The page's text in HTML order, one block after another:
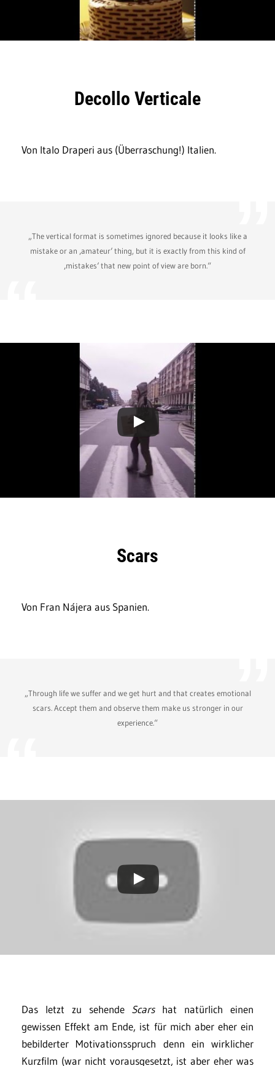
Decollo Verticale
Von Italo Draperi aus (Überraschung!) Italien.
„The vertical format is sometimes ignored because it looks like a
mistake or an ‚amateur‘ thing, but it is exactly from this kind of
‚mistakes‘ that new point of view are born.“
Scars
Von Fran Nájera aus Spanien.
„Through life we suffer and we get hurt and that creates emotional
scars. Accept them and observe them make us stronger in our
experience.“
Das letzt zu sehende Scarshat natürlich einen
gewissen Effekt am Ende, ist für mich aber eher ein
bebilderter Motivationsspruch denn ein wirklicher
Kurzfilm (war nicht vorausgesetzt, ist aber eher was